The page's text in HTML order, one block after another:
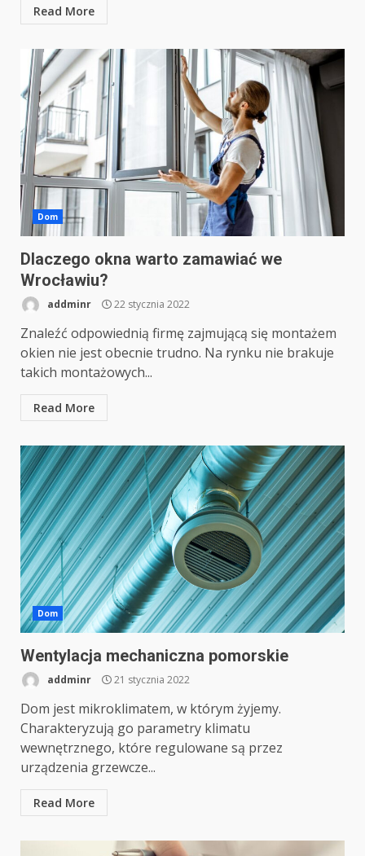
Read More
Dom
Dlaczego okna warto zamawiać we
Wrocławiu?
addminr 22 stycznia 2022
Znaleźć odpowiednią firmę zajmującą się montażem
okien nie jest obecnie trudno. Na rynku nie brakuje
takich montażowych...
Read More
Dom
Wentylacja mechaniczna pomorskie
addminr 21 stycznia 2022
Dom jest mikroklimatem, w którym żyjemy.
Charakteryzują go parametry klimatu
wewnętrznego, które regulowane są przez
urządzenia grzewcze...
Read More